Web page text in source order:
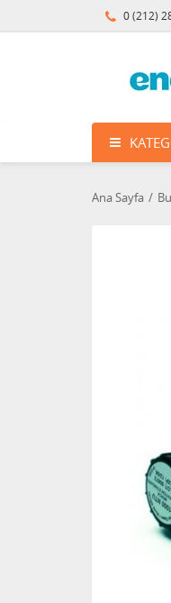
0 (212)
Ana Sayfa